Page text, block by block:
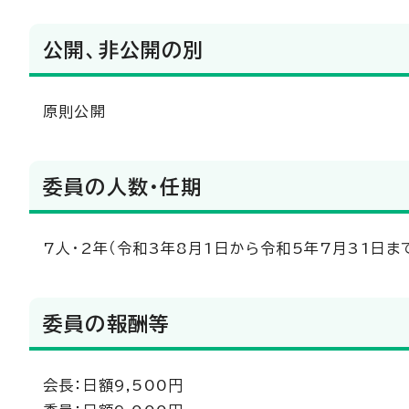
公開、非公開の別
原則公開
委員の人数・任期
7人・2年（令和3年8月1日から令和5年7月31日ま
委員の報酬等
会長：日額9,500円